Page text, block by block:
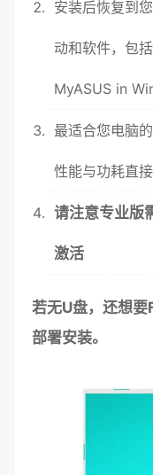
安装后恢复到
动和软件，包
MyASUS in
最适合您电脑的
性能与功耗直
请注意专业版
激活
若无U盘，还想要
部署安装。